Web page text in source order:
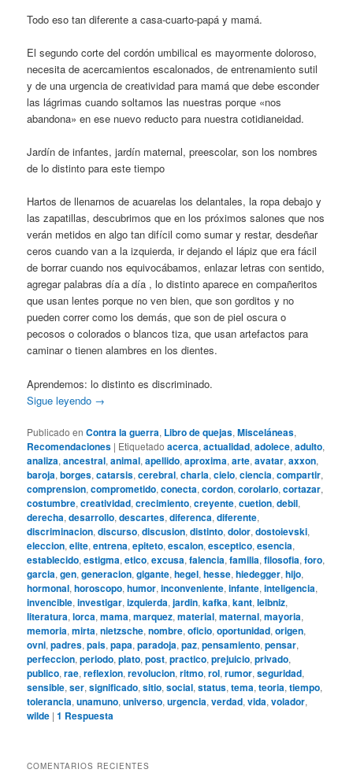
Todo eso tan diferente a casa-cuarto-papá y mamá.
El segundo corte del cordón umbilical es mayormente doloroso,
necesita de acercamientos escalonados, de entrenamiento sutil
y de una urgencia de creatividad para mamá que debe esconder
las lágrimas cuando soltamos las nuestras porque «nos
abandona» en ese nuevo reducto para nuestra cotidianeidad.
Jardín de infantes, jardín maternal, preescolar, son los nombres
de lo distinto para este tiempo
Hartos de llenarnos de acuarelas los delantales, la ropa debajo y
las zapatillas, descubrimos que en los próximos salones que nos
verán metidos en algo tan difícil como sumar y restar, desdeñar
ceros cuando van a la izquierda, ir dejando el lápiz que era fácil
de borrar cuando nos equivocábamos, enlazar letras con sentido,
agregar palabras día a día , lo distinto aparece en compañeritos
que usan lentes porque no ven bien, que son gorditos y no
pueden correr como los demás, que son de piel oscura o
pecosos o colorados o blancos tiza, que usan artefactos para
caminar o tienen alambres en los dientes.
Aprendemos: lo distinto es discriminado.
Sigue leyendo →
Publicado en Contra la guerra, Libro de quejas,Misceláneas,
Recomendaciones | Etiquetado acerca,actualidad,adolece,adulto,
analiza,ancestral,animal,apellido,aproxima,arte,avatar,axxon,
baroja,borges,catarsis,cerebral,charla,cielo,ciencia,compartir,
comprension,comprometido,conecta,cordon,corolario,cortazar,
costumbre,creatividad,crecimiento,creyente,cuetion,debil,
derecha,desarrollo,descartes,diferenca,diferente,
discriminacion,discurso,discusion,distinto,dolor,dostoievski,
eleccion,elite,entrena,epiteto,escalon,esceptico,esencia,
establecido,estigma,etico,excusa,falencia,familia,filosofia,foro,
garcia,gen,generacion,gigante,hegel,hesse,hiedegger,hijo,
hormonal,horoscopo,humor,inconveniente,infante,inteligencia,
invencible,investigar,izquierda,jardin,kafka,kant,leibniz,
literatura,lorca,mama,marquez,material,maternal,mayoria,
memoria,mirta,nietzsche,nombre,oficio,oportunidad,origen,
ovni,padres,pais,papa,paradoja,paz,pensamiento,pensar,
perfeccion,periodo,plato,post,practico,prejuicio,privado,
publico,rae,reflexion,revolucion,ritmo,rol,rumor,seguridad,
sensible,ser,significado,sitio,social,status,tema,teoria,tiempo,
tolerancia,unamuno,universo,urgencia,verdad,vida,volador,
wilde |1 Respuesta
COMENTARIOS RECIENTES